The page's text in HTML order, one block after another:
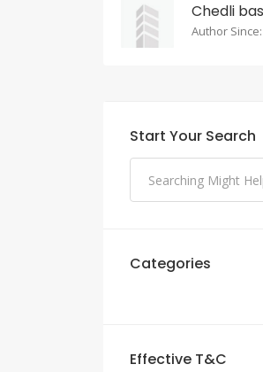
Chedli
Author
Start Your Search
Categories
Effective T&C